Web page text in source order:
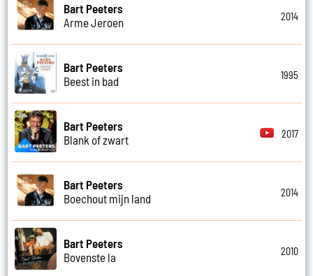
Bart Peeters
Arme Jeroen
2014
Bart Peeters
Beest in bad
1995
Bart Peeters
Blank of zwart
2017
Bart Peeters
Boechout mijn land
2014
Bart Peeters
Bovenste la
2010